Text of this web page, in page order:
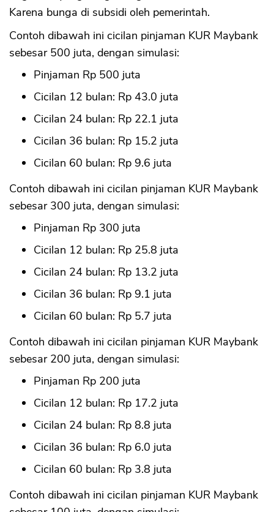
Karena bunga di subsidi oleh pemerintah.
Contoh dibawah ini cicilan pinjaman KUR Maybank
sebesar 500 juta, dengan simulasi:
Pinjaman Rp 500 juta
Cicilan 12 bulan: Rp 43.0 juta
Cicilan 24 bulan: Rp 22.1 juta
Cicilan 36 bulan: Rp 15.2 juta
Cicilan 60 bulan: Rp 9.6 juta
Contoh dibawah ini cicilan pinjaman KUR Maybank
sebesar 300 juta, dengan simulasi:
Pinjaman Rp 300 juta
Cicilan 12 bulan: Rp 25.8 juta
Cicilan 24 bulan: Rp 13.2 juta
Cicilan 36 bulan: Rp 9.1 juta
Cicilan 60 bulan: Rp 5.7 juta
Contoh dibawah ini cicilan pinjaman KUR Maybank
sebesar 200 juta, dengan simulasi:
Pinjaman Rp 200 juta
Cicilan 12 bulan: Rp 17.2 juta
Cicilan 24 bulan: Rp 8.8 juta
Cicilan 36 bulan: Rp 6.0 juta
Cicilan 60 bulan: Rp 3.8 juta
Contoh dibawah ini cicilan pinjaman KUR Maybank